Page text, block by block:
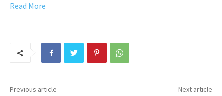
Read More
Previous article Next article